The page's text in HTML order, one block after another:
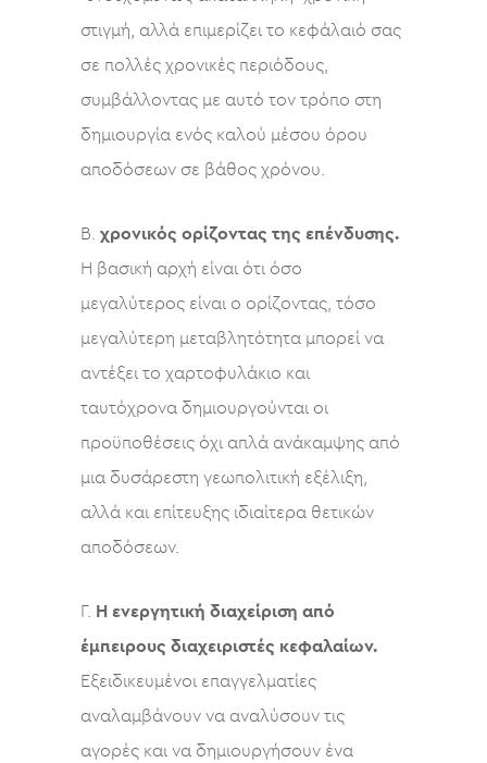
στιγμή, αλλά επιμερίζει το κεφάλαιό σας
σε πολλές χρονικές περιόδους,
συμβάλλοντας με αυτό τον τρόπο στη
δημιουργία ενός καλού μέσου όρου
αποδόσεων σε βάθος χρόνου.
Β. χρονικός ορίζοντας της επένδυσης.
Η βασική αρχή είναι ότι όσο
μεγαλύτερος είναι ο ορίζοντας, τόσο
μεγαλύτερη μεταβλητότητα μπορεί να
αντέξει το χαρτοφυλάκιο και
ταυτόχρονα δημιουργούνται οι
προϋποθέσεις όχι απλά ανάκαμψης από
μια δυσάρεστη γεωπολιτική εξέλιξη,
αλλά και επίτευξης ιδιαίτερα θετικών
αποδόσεων.
Γ. Η ενεργητική διαχείριση από
έμπειρους διαχειριστές κεφαλαίων.
Εξειδικευμένοι επαγγελματίες
αναλαμβάνουν να αναλύσουν τις
αγορές και να δημιουργήσουν ένα